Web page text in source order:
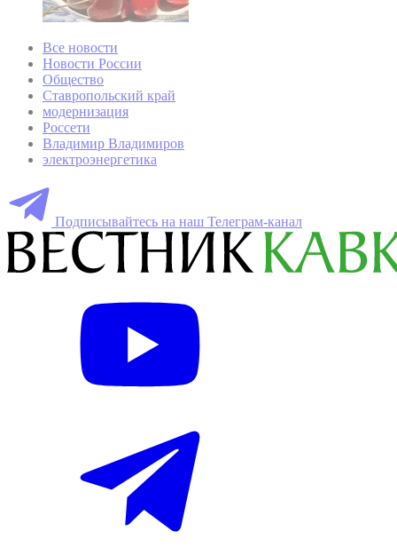
Все новости
Новости России
Общество
Ставропольский край
модернизация
Россети
Владимир Владимиров
электроэнергетика
Подписывайтесь на наш Телеграм-канал